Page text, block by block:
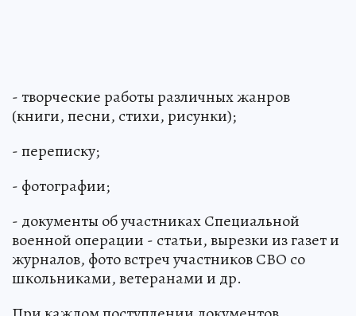
- творческие работы различных жанров
(книги, песни, стихи, рисунки);
- переписку;
- фотографии;
- документы об участниках Специальной
военной операции - статьи, вырезки из газет и
журналов, фото встреч участников СВО со
школьниками, ветеранами и др.